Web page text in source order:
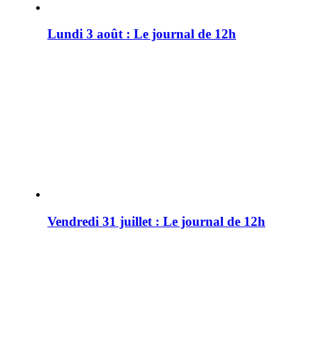
Lundi 3 août : Le journal de 12h
Vendredi 31 juillet : Le journal de 12h